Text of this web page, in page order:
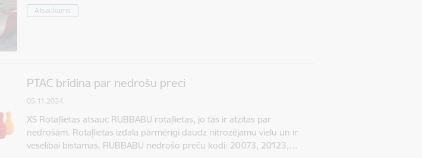
Atsaukums
PTAC brīdina par nedrošu preci
05.11.2024.
XS Rotaļlietas atsauc RUBBABU rotaļlietas, jo tās ir atzītas par
nedrošām. Rotaļlietas izdala pārmērīgi daudz nitrozējamu vielu un ir
veselībai bīstamas. RUBBABU nedrošo preču kodi: 20073, 20123,…